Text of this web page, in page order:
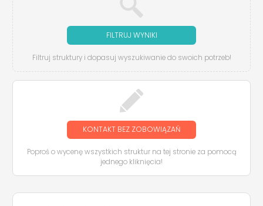
FILTRUJ WYNIKI
Filtruj struktury i dopasuj wyszukiwanie do swoich potrzeb!
KONTAKT BEZ ZOBOWIĄZAŃ
Poproś o wycenę wszystkich struktur na tej stronie za pomocą
jednego kliknięcia!